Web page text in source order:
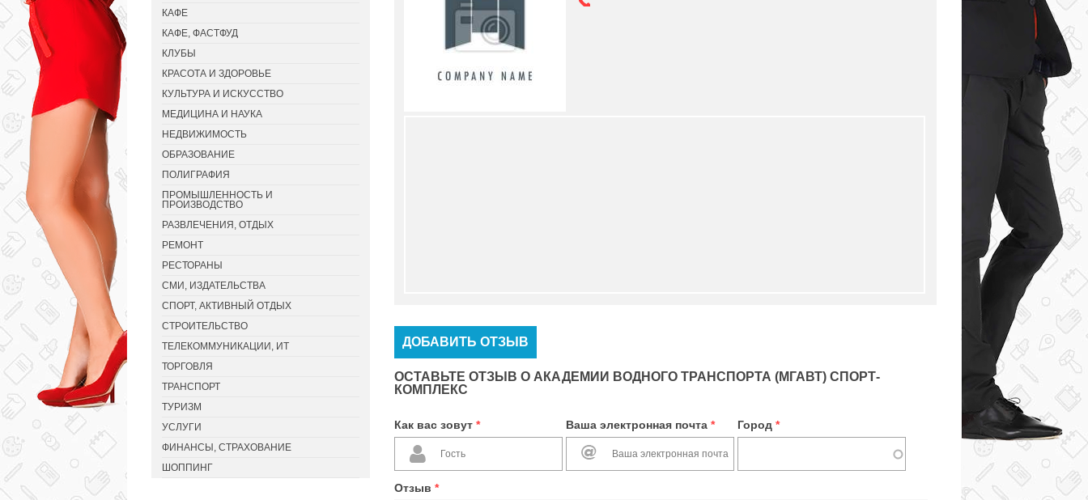
ДОБАВИТЬ ОТЗЫВ
ОСТАВЬТЕ ОТЗЫВ О АКАДЕМИИ ВОДНОГО ТРАНСПОРТА (МГАВТ) СПОРТ-
КОМПЛЕКС
Как вас зовут * Ваша электронная почта * Город *
Отзыв *
КАФЕ
КАФЕ, ФАСТФУД
КЛУБЫ
КРАСОТА И ЗДОРОВЬЕ
КУЛЬТУРА И ИСКУССТВО
МЕДИЦИНА И НАУКА
НЕДВИЖИМОСТЬ
ОБРАЗОВАНИЕ
ПОЛИГРАФИЯ
ПРОМЫШЛЕННОСТЬ И
ПРОИЗВОДСТВО
РАЗВЛЕЧЕНИЯ, ОТДЫХ
РЕМОНТ
РЕСТОРАНЫ
СМИ, ИЗДАТЕЛЬСТВА
СПОРТ, АКТИВНЫЙ ОТДЫХ
СТРОИТЕЛЬСТВО
ТЕЛЕКОММУНИКАЦИИ, ИТ
ТОРГОВЛЯ
ТРАНСПОРТ
ТУРИЗМ
УСЛУГИ
ФИНАНСЫ, СТРАХОВАНИЕ
ШОППИНГ